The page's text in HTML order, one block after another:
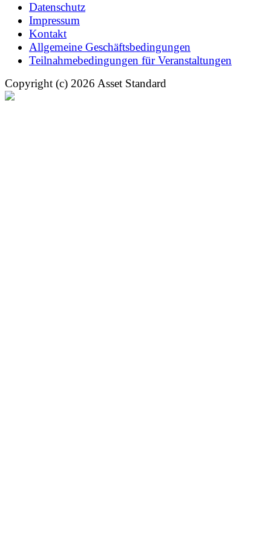
Datenschutz
Impressum
Kontakt
Allgemeine Geschäftsbedingungen
Teilnahmebedingungen für Veranstaltungen
Copyright (c) 2026 Asset Standard